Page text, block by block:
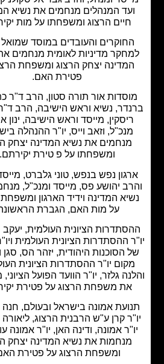
המנהלים מנחמים את נשיא המדינה
חיים הרצוג ומשפחתו על מות יקירתם.
והעובדים במוסד שמואל נאמן
מדיניות לאומית מנחמים את נשיא
יצחק הרצוג ומשפחת הרצוג על
פטירת האם.
אור תורה סטון, הרב ד"ר כתריאל
נשיא וראש הישיבה, הרב ד"ר שלמה
מייסד וראש הישיבה, ינון אחימן,
וזאב וייס, יו"ר ההנהלה בישראל,
מנחמים את נשיא המדינה יצחק הרצוג
ומשפחתו על פ טירת יקירתם.
נפש בנפש, טוני גלברט, מייסד ויו"ר,
יהושע פס, מייסד ומנכ"ל, מנחמים את
המדינה וידיד הארגון ומשפחת הרצוג
על מות האם, הגברת הראשונה.
הציונית העולמית, יעקב חגואל,
ההסתדרות הציונית העולמית ויו"ר בפועל
הסוכנות היהודית, יזהר הס, סגן וממלא
יו"ר ההסתדרות הציונית העולמית,
גלזר, יו"ר הוועד הפועל הציוני, מנחמים
את משפחת הרצוג על פטירת יקירתם.
אמונה בישראל ובעולם, חנה מלמד,
קרן ע"ש הרבנית הרצוג, ליאורה מינקה,
אמונה, ודינה האן, יו"ר אמונה עולמית,
מנחמות את נשיא המדינה יצחק הרצוג
ומשפחת הרצוג על פטירת האם.